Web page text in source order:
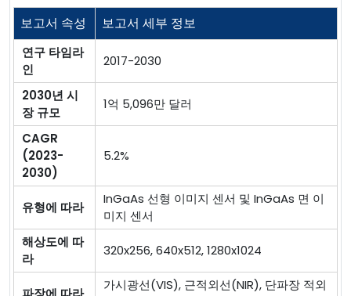
보고서 속성 보고서 세부 정보
연구 타임라
인
2017-2030
2030년 시
장 규모
1억 5,096만 달러
CAGR
(2023-
2030)
5.2%
유형에 따라
InGaAs 선형 이미지 센서 및 InGaAs 면 이
미지 센서
해상도에 따
라
320x256, 640x512, 1280x1024
가시광선(VIS), 근적외선(NIR), 단파장 적외